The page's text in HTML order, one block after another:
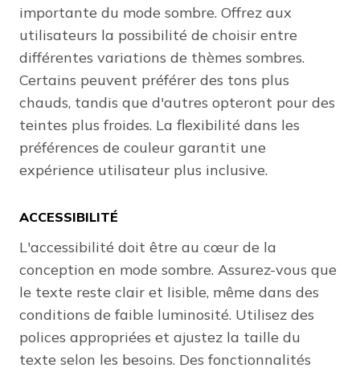
importante du mode sombre. Offrez aux
utilisateurs la possibilité de choisir entre
différentes variations de thèmes sombres.
Certains peuvent préférer des tons plus
chauds, tandis que d'autres opteront pour des
teintes plus froides. La flexibilité dans les
préférences de couleur garantit une
expérience utilisateur plus inclusive.
ACCESSIBILITÉ
L'accessibilité doit être au cœur de la
conception en mode sombre. Assurez-vous que
le texte reste clair et lisible, même dans des
conditions de faible luminosité. Utilisez des
polices appropriées et ajustez la taille du
texte selon les besoins. Des fonctionnalités